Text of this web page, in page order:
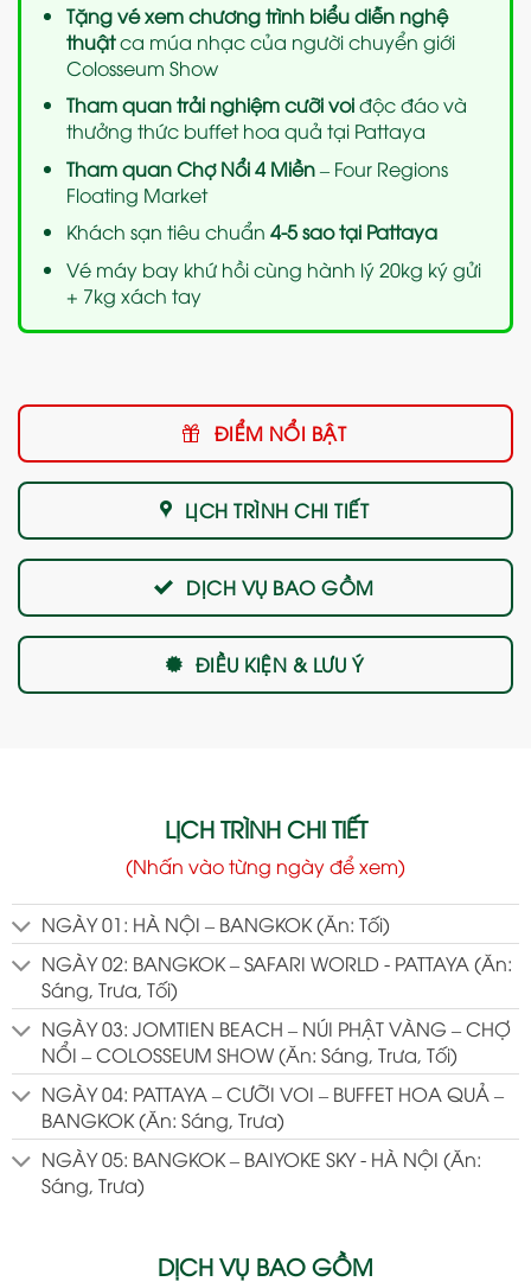
Tặng vé xem chương trình biểu diễn nghệ
thuậtca múa nhạc của người chuyển giới
Colosseum Show
Tham quan trải nghiệm cưỡi voiđộc đáo và
thưởng thức buffet hoa quả tại Pattaya
Tham quan Chợ Nổi 4 Miền– Four Regions
Floating Market
Khách sạn tiêu chuẩn 4-5 sao tại Pattaya
Vé máy bay khứ hồi cùng hành lý 20kg ký gửi
+ 7kg xách tay
LỊCH TRÌNH CHI TIẾT
(Nhấn vào từng ngày để xem)
NGÀY 01: HÀ NỘI – BANGKOK (Ăn: Tối)
NGÀY 02: BANGKOK – SAFARI WORLD - PATTAYA (Ăn:
Sáng, Trưa, Tối)
NGÀY 03: JOMTIEN BEACH – NÚI PHẬT VÀNG – CHỢ
NỔI – COLOSSEUM SHOW (Ăn: Sáng, Trưa, Tối)
NGÀY 04: PATTAYA – CƯỠI VOI – BUFFET HOA QUẢ –
BANGKOK (Ăn: Sáng, Trưa)
NGÀY 05: BANGKOK – BAIYOKE SKY - HÀ NỘI (Ăn:
Sáng, Trưa)
DỊCH VỤ BAO GỒM
ĐIỂM NỔI BẬT
LỊCH TRÌNH CHI TIẾT
DỊCH VỤ BAO GỒM
ĐIỀU KIỆN & LƯU Ý